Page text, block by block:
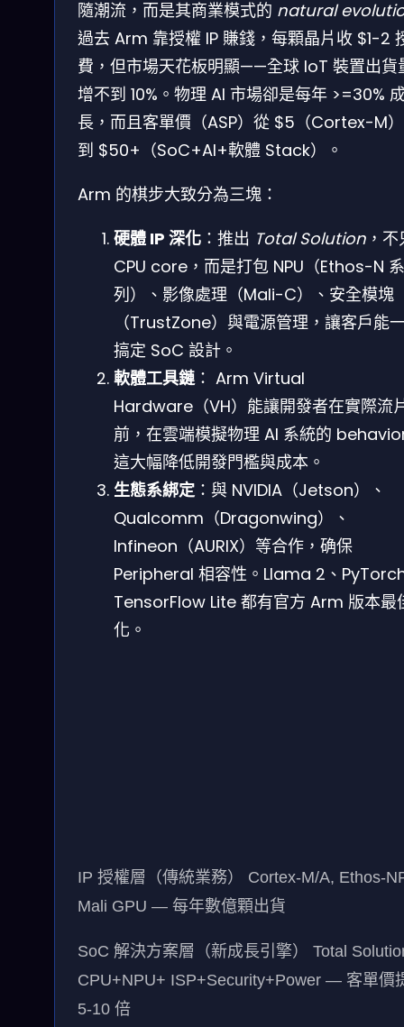
隨潮流，而是其商業模式的 natural
過去 Arm 靠授權 IP 賺錢，每顆晶片收 $1-2
費，但市場天花板明顯——全球 IoT 裝置出貨
增不到 10%。物理 AI 市場卻是每年 >=30%
長，而且客單價（ASP）從 $5（Cortex-M
到 $50+（SoC+AI+軟體 Stack）。
Arm 的棋步大致分為三塊：
硬體 IP 深化 ：推出 Total Solution ，
CPU core，而是打包 NPU（Ethos-N 系
列）、影像處理（Mali-C）、安全模塊
（TrustZone）與電源管理，讓客戶能
搞定 SoC 設計。
軟體工具鏈： Arm Virtual
Hardware（VH）能讓開發者在實際流
前，在雲端模擬物理 AI 系統的
這大幅降低開發門檻與成本。
生態系綁定：與 NVIDIA（Jetson）、
Qualcomm（Dragonwing）、
Infineon（AURIX）等合作，确保
Peripheral 相容性。Llama 2、
TensorFlow Lite 都有官方 Arm 版本最
化。
IP 授權層（傳統業務）
Cortex-M/A, Ethos-
Mali GPU — 每年數億顆出貨
SoC 解決方案層（新成長引擎）
Total
CPU+NPU+ ISP+Security+Power — 客單價
5-10 倍